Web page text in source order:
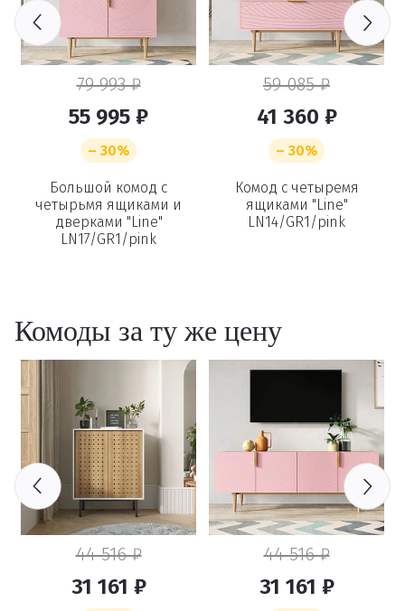
79 993 ₽
55 995 ₽
– 30%
Большой комод с
четырьмя ящиками и
дверками "Line"
LN17/GR1/pink
59 085 ₽
41 360 ₽
– 30%
Комод с четыремя
ящиками "Line"
LN14/GR1/pink
Комоды за ту же цену
44 516 ₽
31 161 ₽
44 516 ₽
31 161 ₽
Удаление
товаров